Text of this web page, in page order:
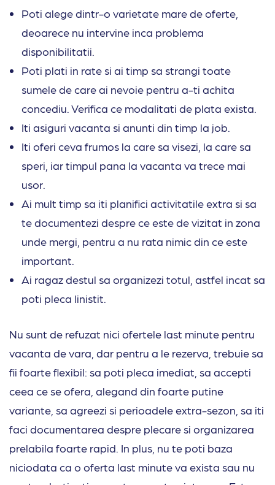
Poti alege dintr-o varietate mare de oferte,
deoarece nu intervine inca problema
disponibilitatii.
Poti plati in rate si ai timp sa strangi toate
sumele de care ai nevoie pentru a-ti achita
concediu. Verifica ce modalitati de plata exista.
Iti asiguri vacanta si anunti din timp la job.
Iti oferi ceva frumos la care sa visezi, la care sa
speri, iar timpul pana la vacanta va trece mai
usor.
Ai mult timp sa iti planifici activitatile extra si sa
te documentezi despre ce este de vizitat in zona
unde mergi, pentru a nu rata nimic din ce este
important.
Ai ragaz destul sa organizezi totul, astfel incat sa
poti pleca linistit.
Nu sunt de refuzat nici ofertele last minute pentru
vacanta de vara, dar pentru a le rezerva, trebuie sa
fii foarte flexibil: sa poti pleca imediat, sa accepti
ceea ce se ofera, alegand din foarte putine
variante, sa agreezi si perioadele extra-sezon, sa iti
faci documentarea despre plecare si organizarea
prelabila foarte rapid. In plus, nu te poti baza
niciodata ca o oferta last minute va exista sau nu